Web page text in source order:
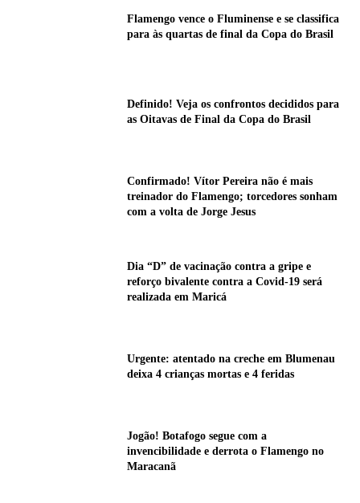
Flamengo vence o Fluminense e se classifica
para às quartas de final da Copa do Brasil
Definido! Veja os confrontos decididos para
as Oitavas de Final da Copa do Brasil
Confirmado! Vítor Pereira não é mais
treinador do Flamengo; torcedores sonham
com a volta de Jorge Jesus
Dia “D” de vacinação contra a gripe e
reforço bivalente contra a Covid-19 será
realizada em Maricá
Urgente: atentado na creche em Blumenau
deixa 4 crianças mortas e 4 feridas
Jogão! Botafogo segue com a
invencibilidade e derrota o Flamengo no
Maracanã